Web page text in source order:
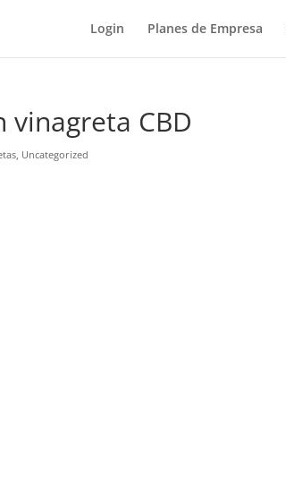
Login Planes de Empresa
vinagreta CBD
, Uncategorized